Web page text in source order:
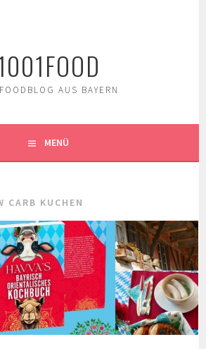
AUS BAYERN
MENÜ
CARB KUCHEN